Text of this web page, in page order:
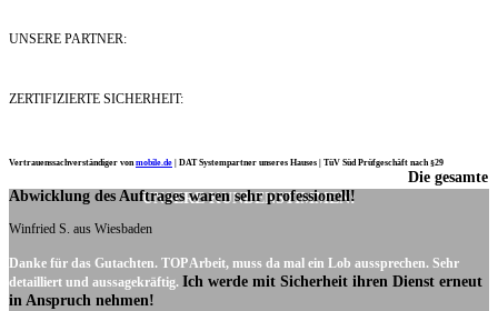
UNSERE PARTNER:
ZERTIFIZIERTE SICHERHEIT:
Vertrauenssachverständiger vonmobile.de DAT Systempartner unseres Hauses | TüV Süd Prüfgeschäft nach §29
UNSERE KUNDENSTIMMEN:
Die gesamte
Abwicklung des Auftrages waren sehr professionell!
Winfried S. aus Wiesbaden
Danke für das Gutachten. TOP Arbeit, muss da mal ein Lob aussprechen. Sehr
detailliert und aussagekräftig. Ich werde mit Sicherheit ihren Dienst erneut
in Anspruch nehmen!